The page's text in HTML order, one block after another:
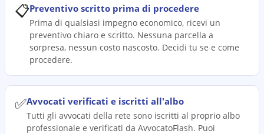
📋Preventivo scritto prima di procedere
Prima di qualsiasi impegno economico, ricevi un
preventivo chiaro e scritto. Nessuna parcella a
sorpresa, nessun costo nascosto. Decidi tu se e come
procedere.
✅Avvocati verificati e iscritti all'albo
Tutti gli avvocati della rete sono iscritti al proprio albo
professionale e verificati da AvvocatoFlash. Puoi